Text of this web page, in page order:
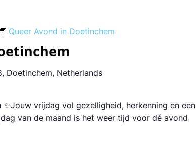
Queer Avond in Doetinchem
Doetinchem, Netherlands
vrijdag vol gezelligheid, herkenning en een
van de maand is het weer tijd voor dé avond